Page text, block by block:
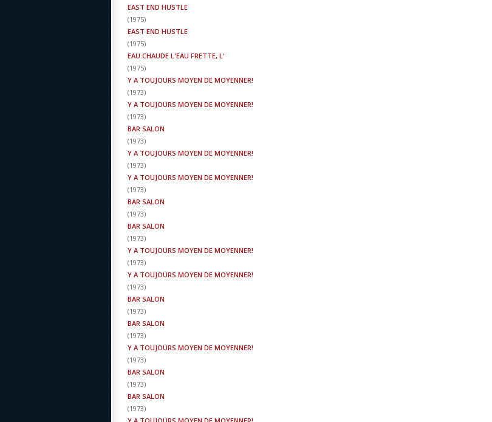
EAST END HUSTLE
(1975)
EAST END HUSTLE
(1975)
EAU CHAUDE L'EAU FRETTE, L'
(1975)
Y A TOUJOURS MOYEN DE MOYENNER!
(1973)
Y A TOUJOURS MOYEN DE MOYENNER!
(1973)
BAR SALON
(1973)
Y A TOUJOURS MOYEN DE MOYENNER!
(1973)
Y A TOUJOURS MOYEN DE MOYENNER!
(1973)
BAR SALON
(1973)
BAR SALON
(1973)
Y A TOUJOURS MOYEN DE MOYENNER!
(1973)
Y A TOUJOURS MOYEN DE MOYENNER!
(1973)
BAR SALON
(1973)
BAR SALON
(1973)
Y A TOUJOURS MOYEN DE MOYENNER!
(1973)
BAR SALON
(1973)
BAR SALON
(1973)